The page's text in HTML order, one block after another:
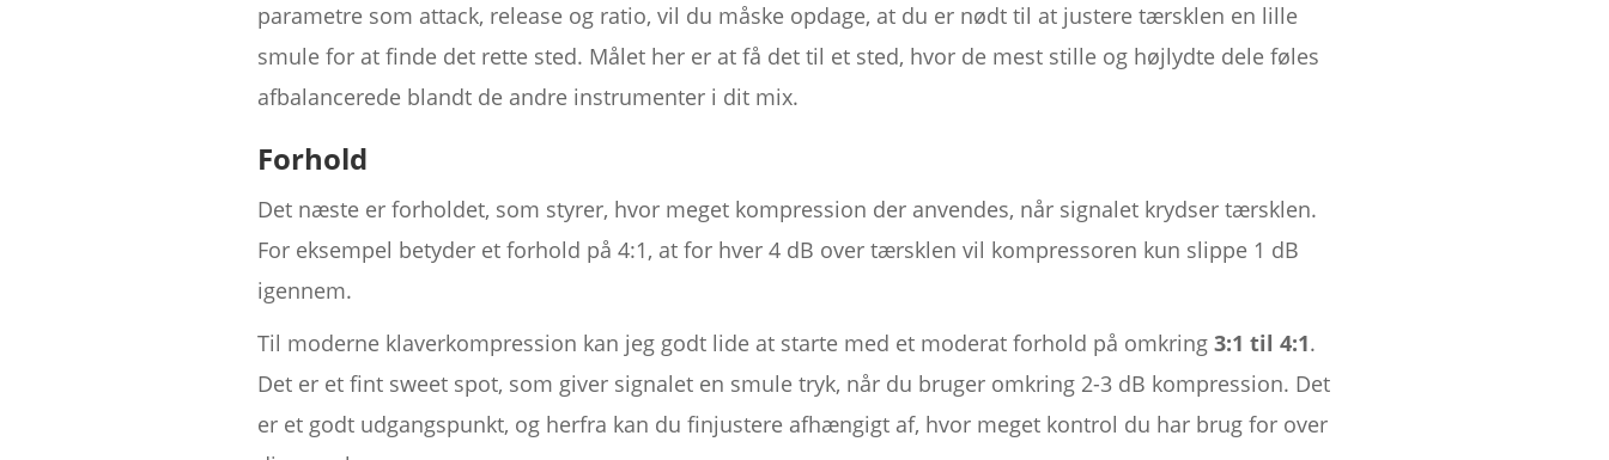
parametre som attack, release og ratio, vil du måske opdage, at du er nødt til at justere tærsklen en lille
smule for at finde det rette sted. Målet her er at få det til et sted, hvor de mest stille og højlydte dele føles
afbalancerede blandt de andre instrumenter i dit mix.
Forhold
Det næste er forholdet, som styrer, hvor meget kompression der anvendes, når signalet krydser tærsklen.
For eksempel betyder et forhold på 4:1, at for hver 4 dB over tærsklen vil kompressoren kun slippe 1 dB
igennem.
Til moderne klaverkompression kan jeg godt lide at starte med et moderat forhold på omkring3:1 til 4:1.
Det er et fint sweet spot, som giver signalet en smule tryk, når du bruger omkring 2-3 dB kompression. Det
er et godt udgangspunkt, og herfra kan du finjustere afhængigt af, hvor meget kontrol du har brug for over